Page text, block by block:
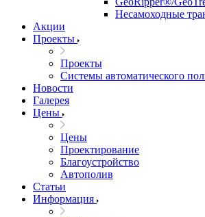
Несамоходные
Акции
Проекты
Проекты
Системы автоматического
Новости
Галерея
Цены
Цены
Проектирование
Благоустройство
Автополив
Статьи
Информация